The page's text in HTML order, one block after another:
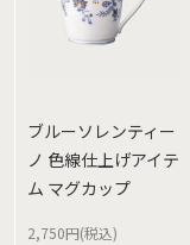
ブルーソレンティー
ノ 色線仕上げアイテ
ム マグカップ
2,750円(税込)